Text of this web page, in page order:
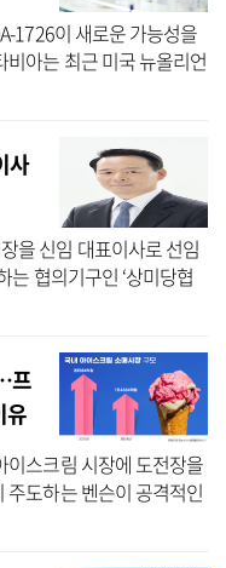
1726이 새로운 가능성을
아는 최근 미국 뉴올리언
Association, ADA) 과
사
을 신임 대표이사로 선임
는 협의기구인 ‘상미당협
스는 25일 허진수 부회장
프
유
이스크림 시장에 도전장을
주도하는 벤슨이 공격적인
스까지 가세하면서 프리